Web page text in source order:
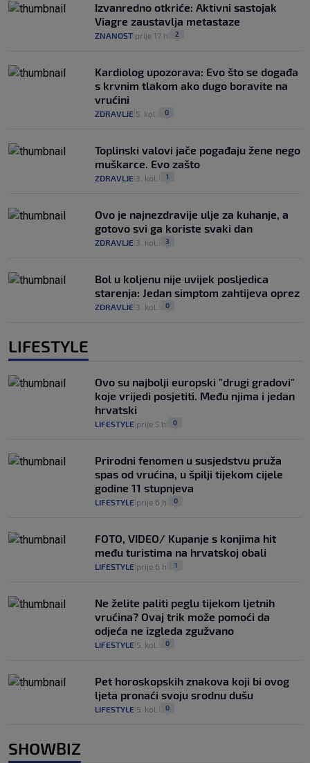
Izvanredno otkriće: Aktivni sastojak
Viagre zaustavlja metastaze
ZNANOST prije 17 h 2
Kardiolog upozorava: Evo što se događa
s krvnim tlakom ako dugo boravite na
vrućini
ZDRAVLJE 5. kol. 0
Toplinski valovi jače pogađaju žene nego
muškarce. Evo zašto
ZDRAVLJE 3. kol. 1
Ovo je najnezdravije ulje za kuhanje, a
gotovo svi ga koriste svaki dan
ZDRAVLJE 3. kol. 3
Bol u koljenu nije uvijek posljedica
starenja: Jedan simptom zahtijeva oprez
ZDRAVLJE 3. kol. 0
LIFESTYLE
Ovo su najbolji europski "drugi gradovi"
koje vrijedi posjetiti. Među njima i jedan
hrvatski
LIFESTYLE prije 5 h 0
Prirodni fenomen u susjedstvu pruža
spas od vrućina, u špilji tijekom cijele
godine 11 stupnjeva
LIFESTYLE prije 6 h 0
FOTO, VIDEO/ Kupanje s konjima hit
među turistima na hrvatskoj obali
LIFESTYLE prije 6 h 1
Ne želite paliti peglu tijekom ljetnih
vrućina? Ovaj trik može pomoći da
odjeća ne izgleda zgužvano
LIFESTYLE 5. kol. 0
Pet horoskopskih znakova koji bi ovog
ljeta pronaći svoju srodnu dušu
LIFESTYLE 5. kol. 0
SHOWBIZ